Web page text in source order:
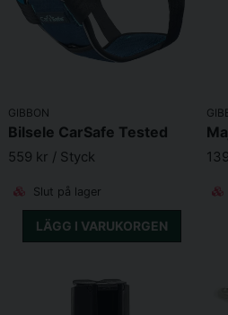
GIBBON
Bilsele CarSafe Tested
559 kr / Styck
Slut på lager
LÄGG I VARUKORGEN